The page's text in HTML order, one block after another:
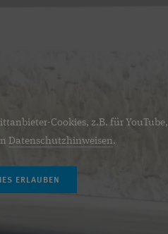
Cookies, z.B. für YouTube,
Datenschutzhinweisen.